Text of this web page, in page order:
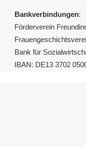
Bankverbindungen:
Förderverein
Bank für
IBAN: DE13 3702